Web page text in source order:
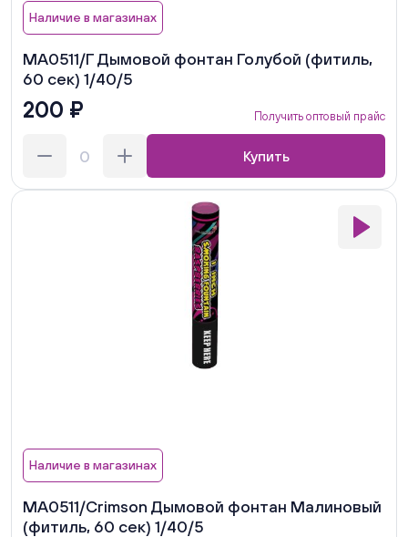
Наличие в магазинах
MA0511/Г Дымовой фонтан Голубой (фитиль,
60 сек) 1/40/5
200 ₽ Получить оптовый прайс
Купить
Наличие в магазинах
MA0511/Crimson Дымовой фонтан Малиновый
(фитиль, 60 сек) 1/40/5